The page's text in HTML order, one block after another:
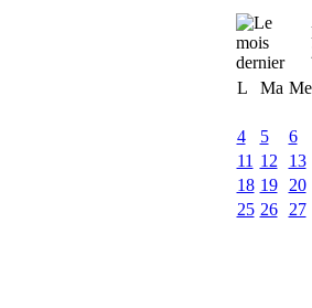
L
Ma Me
4
5 6
11 12 13
18 19 20
25 26 27